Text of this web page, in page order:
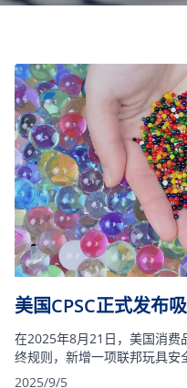
美国CPSC正式发布
在2025年8月21日，美国消费
终规则，新增一项联邦玩具
for water beads《吸水珠要求
2025/9/5